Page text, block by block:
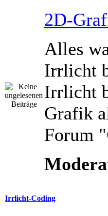
2D-
Alles
Irrlicht
Irrlicht
Grafik
Forum
Irrlicht-Coding